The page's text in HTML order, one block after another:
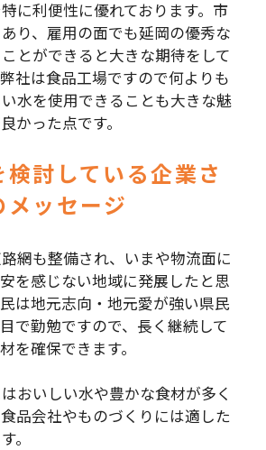
に利便性に優れております。市
り、雇用の面でも延岡の優秀な
とができると大きな期待をして
社は食品工場ですので何よりも
水を使用できることも大きな魅
かった点です。
検討している企業さ
メッセージ
網も整備され、いまや物流面に
を感じない地域に発展したと思
は地元志向・地元愛が強い県民
で勤勉ですので、長く継続して
を確保できます。
おいしい水や豊かな食材が多く
品会社やものづくりには適した
。